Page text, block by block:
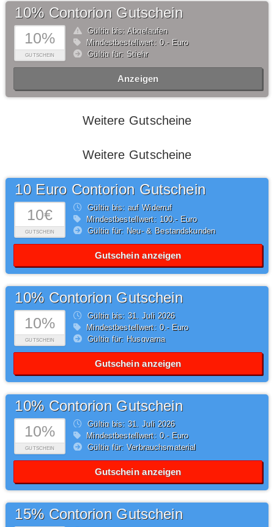
10%
GUTSCHEIN
10% Contorion Gutschein
Gültig bis: Abgelaufen
Mindestbestellwert: 0,- Euro
Gültig für: Stiehr
Anzeigen
Weitere Gutscheine
Weitere Gutscheine
10€
GUTSCHEIN
10 Euro Contorion Gutschein
Gültig bis: auf Widerruf
Mindestbestellwert: 100,- Euro
Gültig für: Neu- & Bestandskunden
Gutschein anzeigen
10%
GUTSCHEIN
10% Contorion Gutschein
Gültig bis: 31.Juli2026
Mindestbestellwert: 0,- Euro
Gültig für: Husqvarna
Gutschein anzeigen
10%
GUTSCHEIN
10% Contorion Gutschein
Gültig bis: 31.Juli2026
Mindestbestellwert: 0,- Euro
Gültig für: Verbrauchsmaterial
Gutschein anzeigen
15% Contorion Gutschein